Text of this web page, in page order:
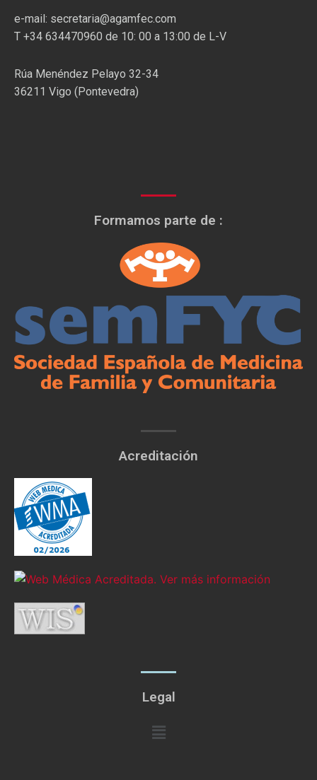
e-mail: secretaria@agamfec.com
T +34 634470960 de 10: 00 a 13:00 de L-V
Rúa Menéndez Pelayo 32-34
36211 Vigo (Pontevedra)
Formamos parte de :
Acreditación
Legal
Menú